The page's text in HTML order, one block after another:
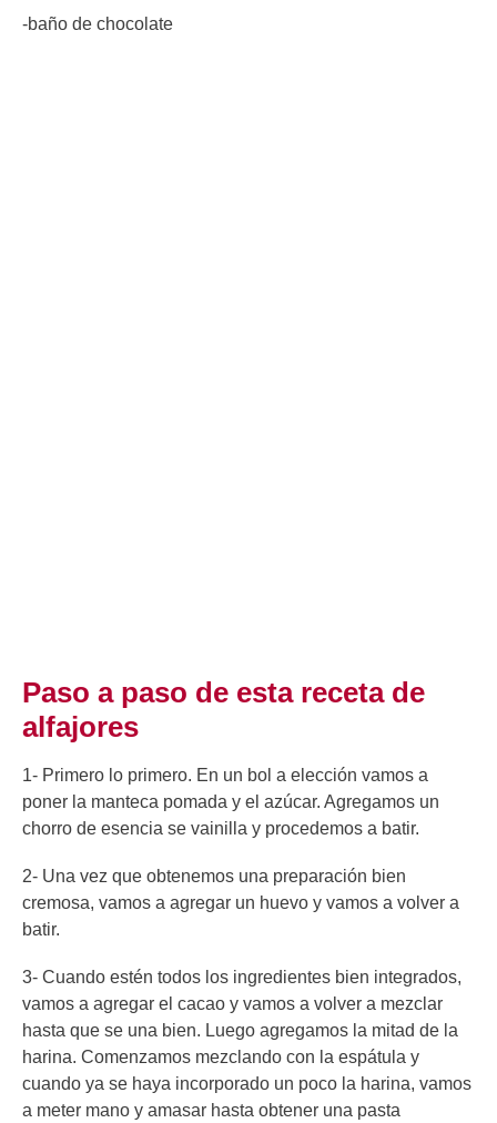
-baño de chocolate
Paso a paso de esta receta de
alfajores
1- Primero lo primero. En un bol a elección vamos a
poner la manteca pomada y el azúcar. Agregamos un
chorro de esencia se vainilla y procedemos a batir.
2- Una vez que obtenemos una preparación bien
cremosa, vamos a agregar un huevo y vamos a volver a
batir.
3- Cuando estén todos los ingredientes bien integrados,
vamos a agregar el cacao y vamos a volver a mezclar
hasta que se una bien. Luego agregamos la mitad de la
harina. Comenzamos mezclando con la espátula y
cuando ya se haya incorporado un poco la harina, vamos
a meter mano y amasar hasta obtener una pasta